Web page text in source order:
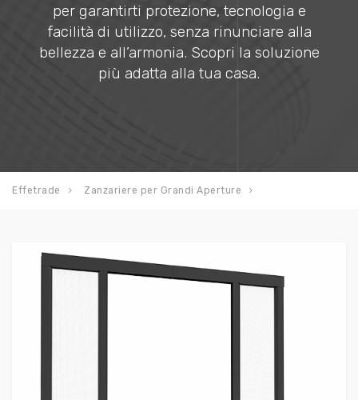
per garantirti protezione, tecnologia e
facilità di utilizzo, senza rinunciare alla
bellezza e all’armonia. Scopri la soluzione
più adatta alla tua casa.
Effetrade Zanzariere per Grandi Aperture